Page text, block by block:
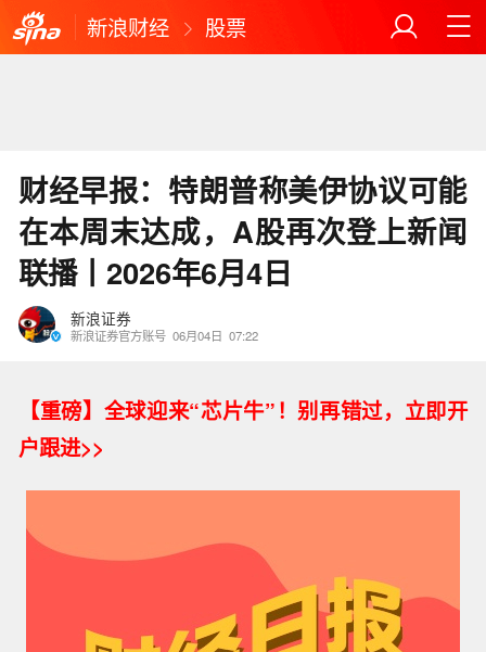
新浪财经 股票
财经早报：特朗普称美伊协议可能
在本周末达成，A股再次登上新闻
联播丨2026年6月4日
新浪证券
新浪证券官方账号 06月04日 07:22
【重磅】 全球迎来“芯片牛”！别再错过，立即开
户跟进>>